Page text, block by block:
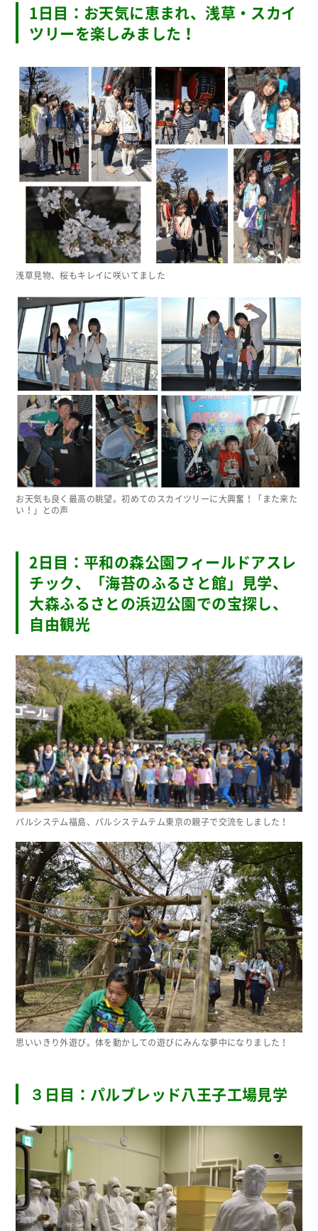
1日目：お天気に恵まれ、浅草・スカイ
ツリーを楽しみました！
浅草見物、桜もキレイに咲いてました
お天気も良く最高の眺望。初めてのスカイツリーに大興奮！「また来た
い！」との声
2日目：平和の森公園フィールドアスレ
チック、「海苔のふるさと館」見学、
大森ふるさとの浜辺公園での宝探し、
自由観光
パルシステム福島、パルシステムテム東京の親子で交流をしました！
思いいきり外遊び。体を動かしての遊びにみんな夢中になりました！
３日目：パルブレッド八王子工場見学